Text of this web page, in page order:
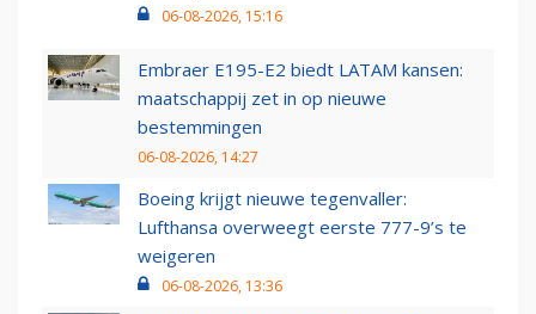
06-08-2026, 15:16
Embraer E195-E2 biedt LATAM kansen:
maatschappij zet in op nieuwe
bestemmingen
06-08-2026, 14:27
Boeing krijgt nieuwe tegenvaller:
Lufthansa overweegt eerste 777-9’s te
weigeren
06-08-2026, 13:36